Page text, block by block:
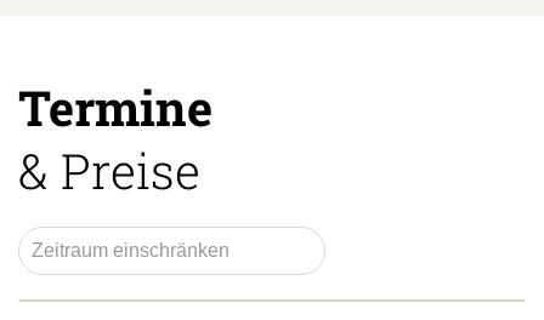
Termine
& Preise